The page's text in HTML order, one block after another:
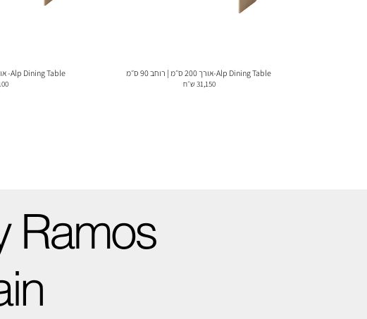
Alp Dining Table-אורך 200 ס״מ | רוחב 90 ס״מ
31,150 ש״ח
Alp Dining Table- אורך 260 ס״מ | רוחב 90 ס״מ
Ramos